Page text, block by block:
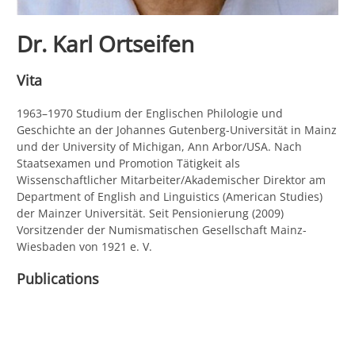
Dr. Karl Ortseifen
Vita
1963–1970 Studium der Englischen Philologie und
Geschichte an der Johannes Gutenberg-Universität in Mainz
und der University of Michigan, Ann Arbor/USA. Nach
Staatsexamen und Promotion Tätigkeit als
Wissenschaftlicher Mitarbeiter/Akademischer Direktor am
Department of English and Linguistics (American Studies)
der Mainzer Universität. Seit Pensionierung (2009)
Vorsitzender der Numismatischen Gesellschaft Mainz-
Wiesbaden von 1921 e. V.
Publications